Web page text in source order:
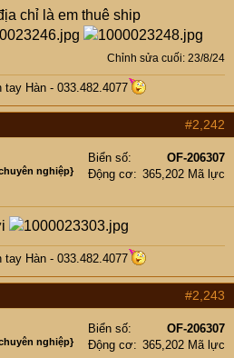
chỉ là em thuê ship
Chỉnh sửa cuối: 23/8/24
tay Hàn - 033.482.4077
#2,242
nghiệp}
Biển số
OF-206307
Động cơ
365,202 Mã lực
tay Hàn - 033.482.4077
#2,243
nghiệp}
Biển số
OF-206307
Động cơ
365,202 Mã lực